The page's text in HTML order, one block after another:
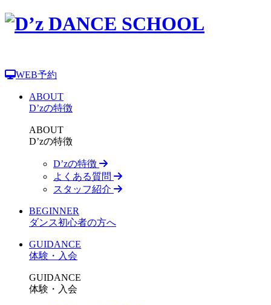
WEB予約
ABOUT
D’zの特徴
ABOUT
D’zの特徴
D’zの特徴
よくある質問
スタッフ紹介
BEGINNER
ダンス初心者の方へ
GUIDANCE
体験・入会
GUIDANCE
体験・入会